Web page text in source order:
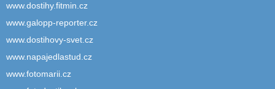
www.dostihy.fitmin.cz
www.galopp-reporter.cz
www.dostihovy-svet.cz
www.napajedlastud.cz
www.fotomarii.cz